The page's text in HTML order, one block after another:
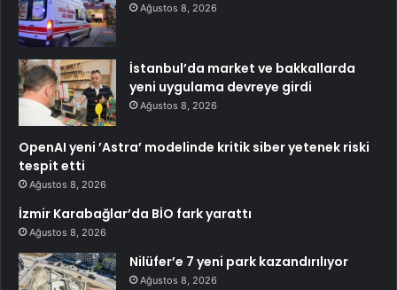
Ağustos 8, 2026
İstanbul’da market ve bakkallarda
yeni uygulama devreye girdi
Ağustos 8, 2026
OpenAI yeni ’Astra’ modelinde kritik siber yetenek riski
tespit etti
Ağustos 8, 2026
İzmir Karabağlar’da BİO fark yarattı
Ağustos 8, 2026
Nilüfer’e 7 yeni park kazandırılıyor
Ağustos 8, 2026